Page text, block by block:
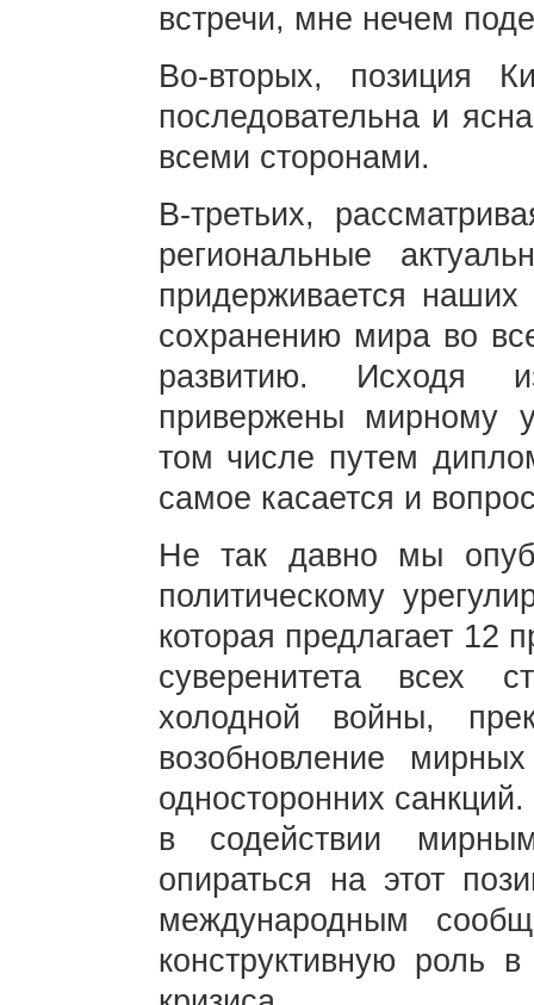
встречи, мне нечем
Во-вторых, позиция
последовательна и
всеми сторонами.
В-третьих,
региональные
придерживается
сохранению мира во
развитию. Исходя
привержены мирному
том числе путем
самое касается и
Не так давно мы
политическому
которая предлагает 12
суверенитета всех
холодной войны,
возобновление
односторонних
в содействии
опираться на этот
международным
конструктивную роль